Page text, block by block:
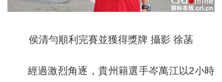
侯清勻順利完賽並獲得獎牌 攝影 徐菡
經過激烈角逐，貴州籍選手岑萬江以2小時